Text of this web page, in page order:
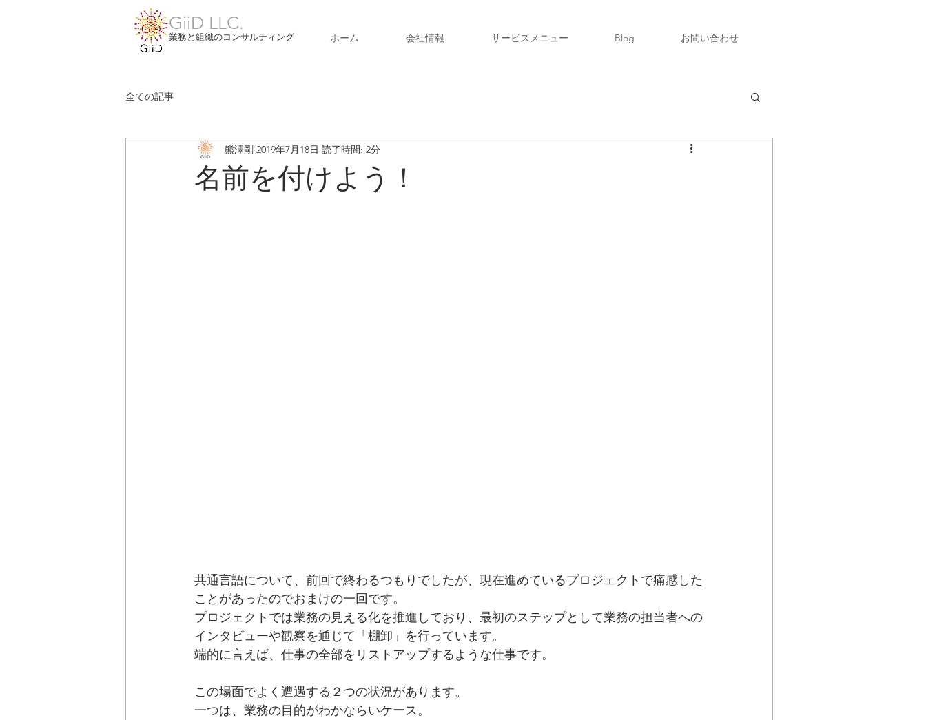
GiiD LLC.
ホーム 会社情報 サービスメニュー Blog お問い合わせ
業務と組織のコンサルティング
全ての記事
名前を付けよう！
熊澤剛 2019年7月18日 読了時間: 2分
共通言語について、前回で終わるつもりでしたが、現在進めているプロジェクトで痛感した
ことがあったのでおまけの一回です。
プロジェクトでは業務の見える化を推進しており、最初のステップとして業務の担当者への
インタビューや観察を通じて「棚卸」を行っています。
端的に言えば、仕事の全部をリストアップするような仕事です。
この場面でよく遭遇する２つの状況があります。
一つは、業務の目的がわかならいケース。